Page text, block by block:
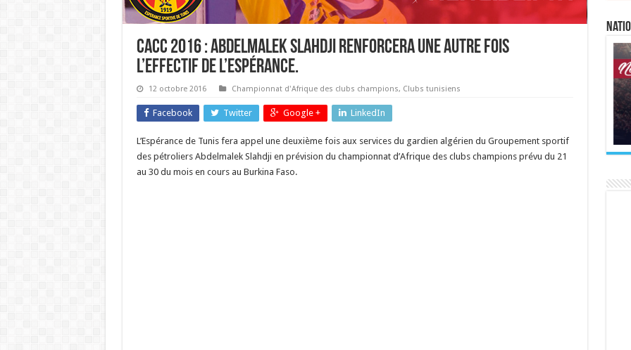
CACC 2016 : Abdelmalek Slahdji renforcera une autre fois
l’effectif de l’Espérance.
12 octobre 2016 Championnat d'Afrique des clubs champions, Clubs tunisiens
Facebook Twitter Google + LinkedIn
L’Espérance de Tunis fera appel une deuxième fois aux services du gardien algérien du Groupement sportif
des pétroliers Abdelmalek Slahdji en prévision du championnat d’Afrique des clubs champions prévu du 21
au 30 du mois en cours au Burkina Faso.